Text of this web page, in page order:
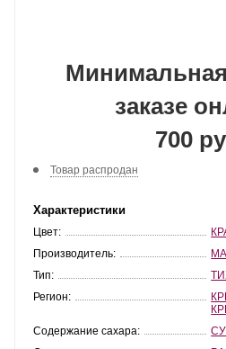
заказе
700
Товар распродан
Характеристики
Цвет:
Производитель:
Тип:
Регион:
Содержание сахара: